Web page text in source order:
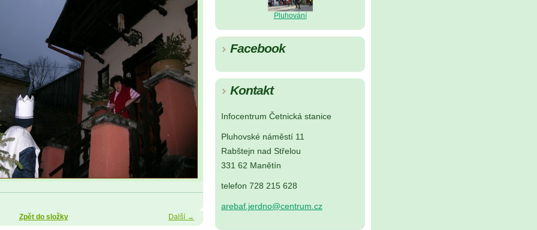
Pluhování
Facebook
Kontakt
Infocentrum Četnická stanice
Pluhovské náměstí 11
Rabštejn nad Střelou
331 62 Manětín
telefon 728 215 628
arebaf.jerdno@centrum.cz
Další →
Zpět do složky